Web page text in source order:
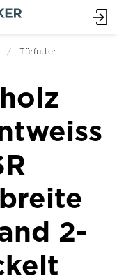
Türfutter
2-